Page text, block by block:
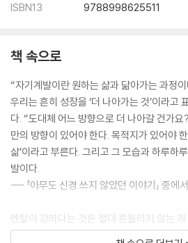
03 실행력의 첫 번째 비밀, 내적 동기
04 실행력의 두 번째 비밀, 환경
물리적 환경 | 사회적 환경
05 당신에게 실행이 어려운 진짜 이유
나쁜 습관을 없애는 방법 | 인생의 기회를 만
〈column〉 실행력을 높이는 꿀팁, ‘블랙홀 포
5장 지식은 어떻게 무기가 되는가
01 지식 습득을 대하는 태도
02 어떻게 하면 지혜로울 수 있을까?
ISBN13
9788998625511
책 속으로
“자기계발이란 원하는 삶과 닮아가는 과정이
우리는 흔히 성장을 ‘더 나아가는 것’이라고
다. “도대체 어느 방향으로 더 나아갈 건가
만의 방향이 있어야 한다. 목적지가 있어야
삶’이라고 부른다. 그리고 그 모습과 하루하
발이다.
--- 「아무도 신경 쓰지 않았던 이야기」 중에서
멘탈이 강하다는 것은 절대 흔들리지 않는
다는 사람은 자신보다 더 강한, 도저히 버틸